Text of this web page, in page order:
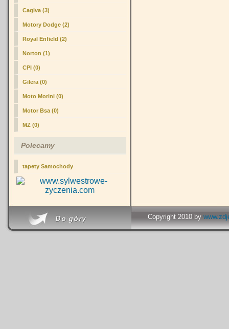
Cagiva (3)
Motory Dodge (2)
Royal Enfield (2)
Norton (1)
CPI (0)
Gilera (0)
Moto Morini (0)
Motor Bsa (0)
MZ (0)
Polecamy
tapety Samochody
Copyright 2010 by